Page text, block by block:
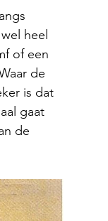
heel
of een
de
is dat
gaat
de